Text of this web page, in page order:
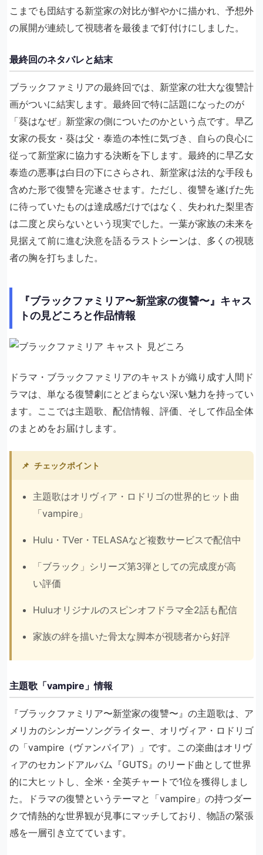
こまでも団結する新堂家の対比が鮮やかに描かれ、予想外
の展開が連続して視聴者を最後まで釘付けにしました。
最終回のネタバレと結末
ブラックファミリアの最終回では、新堂家の壮大な復讐計
画がついに結実します。最終回で特に話題になったのが
「葵はなぜ」新堂家の側についたのかという点です。早乙
女家の長女・葵は父・泰造の本性に気づき、自らの良心に
従って新堂家に協力する決断を下します。最終的に早乙女
泰造の悪事は白日の下にさらされ、新堂家は法的な手段も
含めた形で復讐を完遂させます。ただし、復讐を遂げた先
に待っていたものは達成感だけではなく、失われた梨里杏
は二度と戻らないという現実でした。一葉が家族の未来を
見据えて前に進む決意を語るラストシーンは、多くの視聴
者の胸を打ちました。
『ブラックファミリア〜新堂家の復讐〜』キャス
トの見どころと作品情報
ドラマ・ブラックファミリアのキャストが織り成す人間ド
ラマは、単なる復讐劇にとどまらない深い魅力を持ってい
ます。ここでは主題歌、配信情報、評価、そして作品全体
のまとめをお届けします。
📌 チェックポイント
主題歌はオリヴィア・ロドリゴの世界的ヒット曲
「vampire」
Hulu・TVer・TELASAなど複数サービスで配信中
「ブラック」シリーズ第3弾としての完成度が高
い評価
Huluオリジナルのスピンオフドラマ全2話も配信
家族の絆を描いた骨太な脚本が視聴者から好評
主題歌「vampire」情報
『ブラックファミリア〜新堂家の復讐〜』の主題歌は、ア
メリカのシンガーソングライター、オリヴィア・ロドリゴ
の「vampire（ヴァンパイア）」です。この楽曲はオリヴ
ィアのセカンドアルバム『GUTS』のリード曲として世界
的に大ヒットし、全米・全英チャートで1位を獲得しまし
た。ドラマの復讐というテーマと「vampire」の持つダー
クで情熱的な世界観が見事にマッチしており、物語の緊張
感を一層引き立てています。